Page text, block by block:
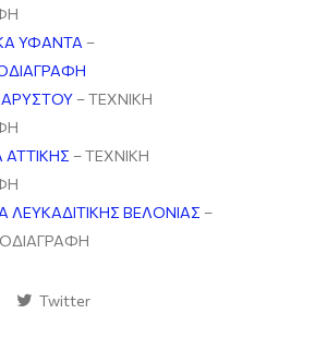
ΥΦΑΝΤΑ –
– ΤΕΧΝΙΚΗ
ΑΤΤΙΚΗΣ – ΤΕΧΝΙΚΗ
ΛΕΥΚΑΔΙΤΙΚΗΣ ΒΕΛΟΝΙΑΣ –
Twitter